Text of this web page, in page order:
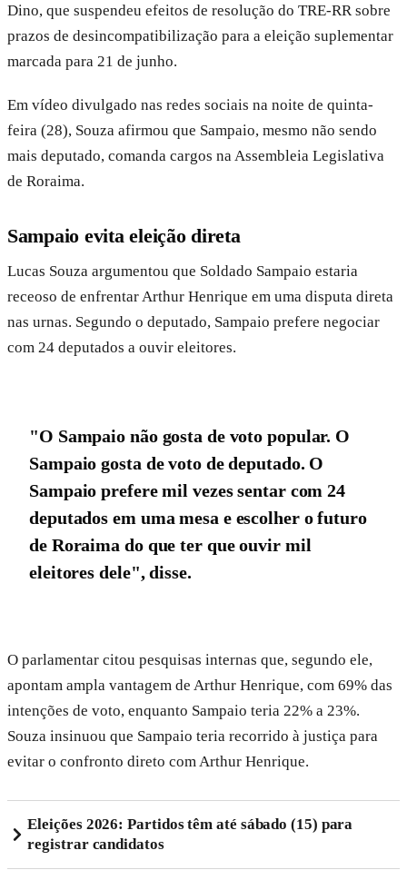
Dino, que suspendeu efeitos de resolução do TRE-RR sobre
prazos de desincompatibilização para a eleição suplementar
marcada para 21 de junho.
Em vídeo divulgado nas redes sociais na noite de quinta-
feira (28), Souza afirmou que Sampaio, mesmo não sendo
mais deputado, comanda cargos na Assembleia Legislativa
de Roraima.
Sampaio evita eleição direta
Lucas Souza argumentou que Soldado Sampaio estaria
receoso de enfrentar Arthur Henrique em uma disputa direta
nas urnas. Segundo o deputado, Sampaio prefere negociar
com 24 deputados a ouvir eleitores.
"O Sampaio não gosta de voto popular. O
Sampaio gosta de voto de deputado. O
Sampaio prefere mil vezes sentar com 24
deputados em uma mesa e escolher o futuro
de Roraima do que ter que ouvir mil
eleitores dele", disse.
O parlamentar citou pesquisas internas que, segundo ele,
apontam ampla vantagem de Arthur Henrique, com 69% das
intenções de voto, enquanto Sampaio teria 22% a 23%.
Souza insinuou que Sampaio teria recorrido à justiça para
evitar o confronto direto com Arthur Henrique.
Eleições 2026: Partidos têm até sábado (15) para
registrar candidatos